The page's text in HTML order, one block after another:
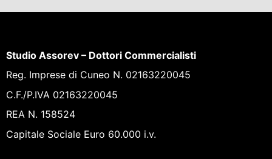
Studio Assorev – Dottori Commercialisti
Reg. Imprese di Cuneo N. 02163220045
C.F./P.IVA 02163220045
REA N. 158524
Capitale Sociale Euro 60.000 i.v.